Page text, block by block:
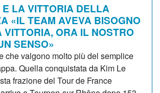
LA VITTORIA DELLA
«IL TEAM AVEVA BISOGNO
VITTORIA, ORA IL NOSTRO
SENSO»
che valgono molto più del semplice
Quella conquistata da Kim Le
frazione del Tour de France